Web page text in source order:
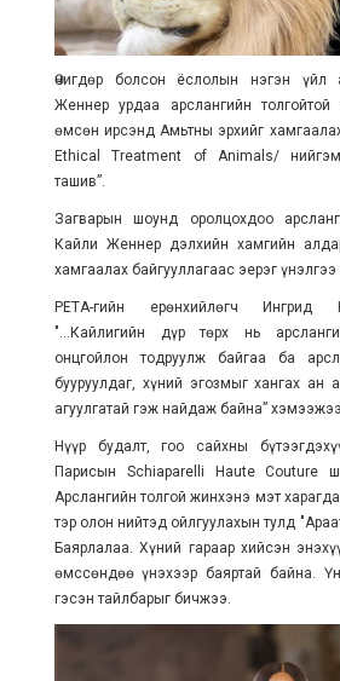
Өчигдөр болсон ёслолын нэгэн үйл
Женнер урдаа арслангийн
өмсөн ирсэнд Амьтны эрхийг
Ethical Treatment of Animals/
ташив”.
Загварын шоунд оролцохдоо
Кайли Женнер дэлхийн хамгийн
хамгаалах байгууллагаас эерэг
PETA-гийн ерөнхийлөгч Ингрид
"...Кайлигийн дүр төрх нь
онцгойлон тодруулж байгаа ба
бууруулдаг, хүний эгозмыг хангах ан
агуулгатай гэж найдаж байна” хэмээжээ.
Нүүр будалт, гоо сайхны
Парисын Schiaparelli Haute Couture
Арслангийн толгой жинхэнэ мэт
тэр олон нийтэд ойлгуулахын тулд
Баярлалаа. Хүний гараар хийсэн
өмссөндөө үнэхээр баяртай байна.
гэсэн тайлбарыг бичжээ.